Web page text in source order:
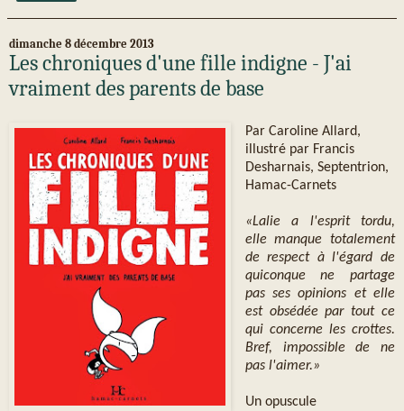
dimanche 8 décembre 2013
Les chroniques d'une fille indigne - J'ai
vraiment des parents de base
Par Caroline Allard,
illustré par Francis
Desharnais, Septentrion,
Hamac-Carnets
«Lalie a l'esprit tordu,
elle manque totalement
de respect à l'égard de
quiconque ne partage
pas ses opinions et elle
est obsédée par tout ce
qui concerne les crottes.
Bref, impossible de ne
pas l'aimer.»
Un opuscule